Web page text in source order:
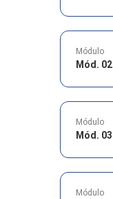
Módulo
Mód. 02
Módulo
Mód. 03
Módulo